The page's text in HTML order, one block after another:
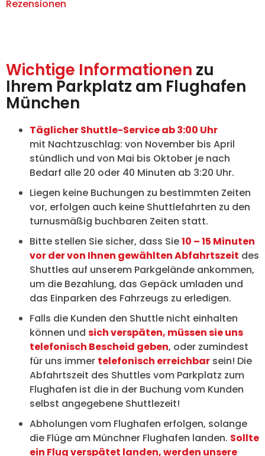
Rezensionen
Wichtige Informationen zu
Ihrem Parkplatz am Flughafen
München
Täglicher Shuttle-Service ab 3:00 Uhr
mit Nachtzuschlag: von November bis April
stündlich und von Mai bis Oktober je nach
Bedarf alle 20 oder 40 Minuten ab 3:20 Uhr.
Liegen keine Buchungen zu bestimmten Zeiten
vor, erfolgen auch keine Shuttlefahrten zu den
turnusmäßig buchbaren Zeiten statt.
Bitte stellen Sie sicher, dass Sie10 – 15 Minuten
vor der von Ihnen gewählten Abfahrtszeit des
Shuttles auf unserem Parkgelände ankommen,
um die Bezahlung, das Gepäck umladen und
das Einparken des Fahrzeugs zu erledigen.
Falls die Kunden den Shuttle nicht einhalten
können und sich verspäten, müssen sie uns
telefonisch Bescheid geben, oder zumindest
für uns immer telefonisch erreichbar sein! Die
Abfahrtszeit des Shuttles vom Parkplatz zum
Flughafen ist die in der Buchung vom Kunden
selbst angegebene Shuttlezeit!
Abholungen vom Flughafen erfolgen, solange
die Flüge am Münchner Flughafen landen. Sollte
ein Flug verspätet landen, werden unsere